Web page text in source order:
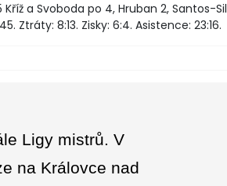
Kříž a Svoboda po 4, Hruban 2, Santos-
Ztráty: 8:13. Zisky: 6:4. Asistence: 23:16.
Ligy mistrů. V
na Královce nad